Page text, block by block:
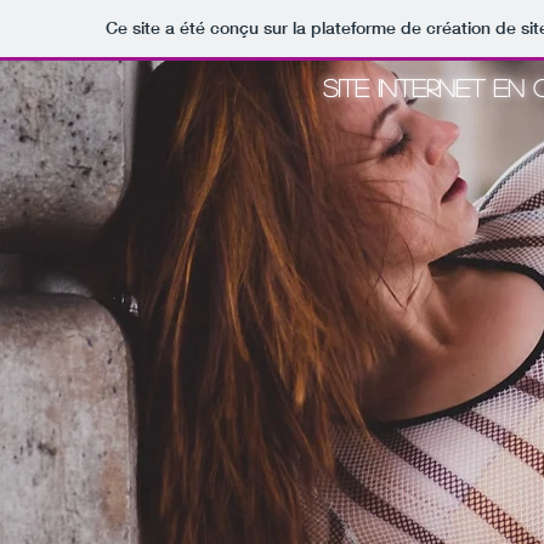
Ce site a été conçu sur la plateforme de création de
SITE INTERNET EN